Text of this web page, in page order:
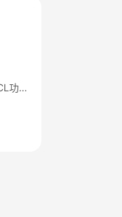
华为云新创建OBS桶默认禁止设置公开桶策略与公开ACL功能通知